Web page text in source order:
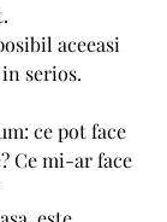
serios.
ce pot face
Ce mi-ar face